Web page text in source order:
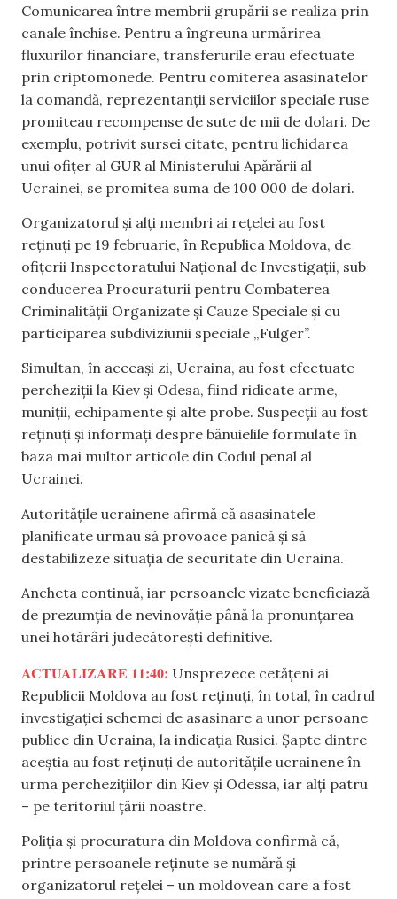
Comunicarea între membrii grupării se realiza prin
canale închise. Pentru a îngreuna urmărirea
fluxurilor financiare, transferurile erau efectuate
prin criptomonede. Pentru comiterea asasinatelor
la comandă, reprezentanții serviciilor speciale ruse
promiteau recompense de sute de mii de dolari. De
exemplu, potrivit sursei citate, pentru lichidarea
unui ofițer al GUR al Ministerului Apărării al
Ucrainei, se promitea suma de 100 000 de dolari.
Organizatorul și alți membri ai rețelei au fost
reținuți pe 19 februarie, în Republica Moldova, de
ofițerii Inspectoratului Național de Investigații, sub
conducerea Procuraturii pentru Combaterea
Criminalității Organizate și Cauze Speciale și cu
participarea subdiviziunii speciale „Fulger”.
Simultan, în aceeași zi, Ucraina, au fost efectuate
percheziții la Kiev și Odesa, fiind ridicate arme,
muniții, echipamente și alte probe. Suspecții au fost
reținuți și informați despre bănuielile formulate în
baza mai multor articole din Codul penal al
Ucrainei.
Autoritățile ucrainene afirmă că asasinatele
planificate urmau să provoace panică și să
destabilizeze situația de securitate din Ucraina.
Ancheta continuă, iar persoanele vizate beneficiază
de prezumția de nevinovăție până la pronunțarea
unei hotărâri judecătorești definitive.
ACTUALIZARE 11:40: Unsprezece cetățeni ai
Republicii Moldova au fost reținuți, în total, în cadrul
investigației schemei de asasinare a unor persoane
publice din Ucraina, la indicația Rusiei. Șapte dintre
aceștia au fost reținuți de autoritățile ucrainene în
urma perchezițiilor din Kiev și Odessa, iar alți patru
– pe teritoriul țării noastre.
Poliția și procuratura din Moldova confirmă că,
printre persoanele reținute se numără și
organizatorul rețelei – un moldovean care a fost